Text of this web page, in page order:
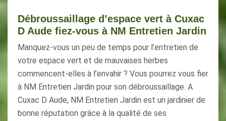
Débroussaillage d’espace vert à Cuxac
D Aude fiez-vous à NM Entretien Jardin
Manquez-vous un peu de temps pour l’entretien de
votre espace vert et de mauvaises herbes
commencent-elles à l’envahir ? Vous pourrez vous fier
à NM Entretien Jardin pour son débroussaillage. A
Cuxac D Aude, NM Entretien Jardin est un jardinier de
bonne réputation grâce à la qualité de ses